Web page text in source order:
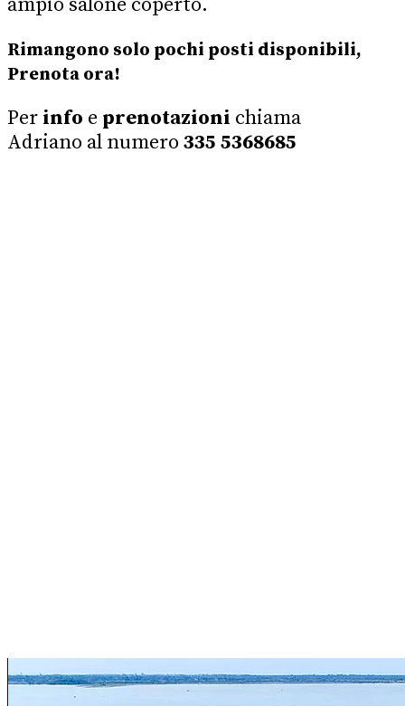
Rimangono solo pochi posti disponibili,
Prenota ora!
Per info e prenotazioni chiama
Adriano al numero 335 5368685